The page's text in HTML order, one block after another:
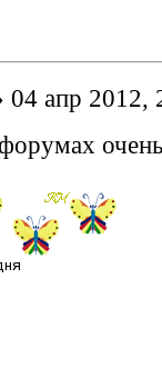
04 апр 2012,